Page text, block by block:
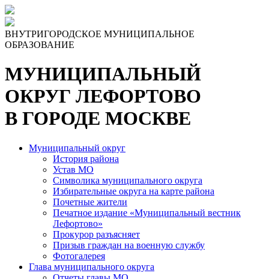
ВНУТРИГОРОДСКОЕ МУНИЦИПАЛЬНОЕ
ОБРАЗОВАНИЕ
МУНИЦИПАЛЬНЫЙ
ОКРУГ ЛЕФОРТОВО
В ГОРОДЕ МОСКВЕ
Муниципальный округ
История района
Устав МО
Символика муниципального округа
Избирательные округа на карте района
Почетные жители
Печатное издание «Муниципальный вестник
Лефортово»
Прокурор разъясняет
Призыв граждан на военную службу
Фотогалерея
Глава муниципального округа